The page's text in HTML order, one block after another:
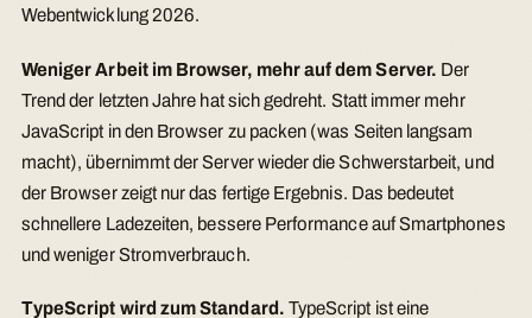
Webentwicklung 2026.
Weniger Arbeit im Browser, mehr auf dem Server. Der
Trend der letzten Jahre hat sich gedreht. Statt immer mehr
JavaScript in den Browser zu packen (was Seiten langsam
macht), übernimmt der Server wieder die Schwerstarbeit, und
der Browser zeigt nur das fertige Ergebnis. Das bedeutet
schnellere Ladezeiten, bessere Performance auf Smartphones
und weniger Stromverbrauch.
TypeScript wird zum Standard. TypeScript ist eine